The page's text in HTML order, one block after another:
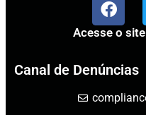
Acesse o
Canal de Denúncias